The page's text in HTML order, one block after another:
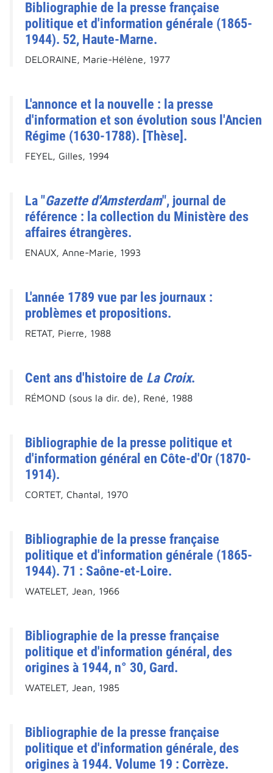
Bibliographie de la presse française
politique et d'information générale (1865-
1944). 52, Haute-Marne.
DELORAINE, Marie-Hélène, 1977
L'annonce et la nouvelle : la presse
d'information et son évolution sous l'Ancien
Régime (1630-1788). [Thèse].
FEYEL, Gilles, 1994
La "Gazette d'Amsterdam", journal de
référence : la collection du Ministère des
affaires étrangères.
ENAUX, Anne-Marie, 1993
L'année 1789 vue par les journaux :
problèmes et propositions.
RETAT, Pierre, 1988
Cent ans d'histoire de La Croix.
RÉMOND (sous la dir. de), René, 1988
Bibliographie de la presse politique et
d'information général en Côte-d'Or (1870-
1914).
CORTET, Chantal, 1970
Bibliographie de la presse française
politique et d'information générale (1865-
1944). 71 : Saône-et-Loire.
WATELET, Jean, 1966
Bibliographie de la presse française
politique et d'information général, des
origines à 1944, n° 30, Gard.
WATELET, Jean, 1985
Bibliographie de la presse française
politique et d'information générale, des
origines à 1944. Volume 19 : Corrèze.